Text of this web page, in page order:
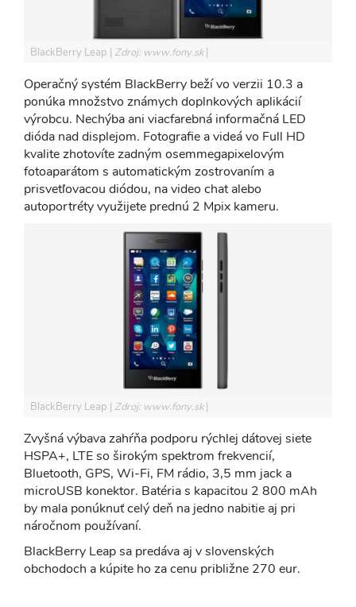
BlackBerry Leap Zdroj: www.fony.sk
Operačný systém BlackBerry beží vo verzii 10.3 a
ponúka množstvo známych doplnkových aplikácií
výrobcu. Nechýba ani viacfarebná informačná LED
dióda nad displejom. Fotografie a videá vo Full HD
kvalite zhotovíte zadným osemmegapixelovým
fotoaparátom s automatickým zostrovaním a
prisvetľovacou diódou, na video chat alebo
autoportréty využijete prednú 2 Mpix kameru.
BlackBerry Leap Zdroj: www.fony.sk
Zvyšná výbava zahŕňa podporu rýchlej dátovej siete
HSPA+, LTE so širokým spektrom frekvencií,
Bluetooth, GPS, Wi-Fi, FM rádio, 3,5 mm jack a
microUSB konektor. Batéria s kapacitou 2 800 mAh
by mala ponúknuť celý deň na jedno nabitie aj pri
náročnom používaní.
BlackBerry Leap sa predáva aj v slovenských
obchodoch a kúpite ho za cenu približne 270 eur.